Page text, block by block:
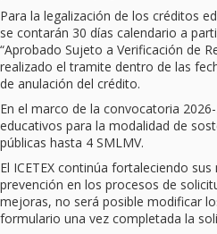
Para la legalización de los créditos
se contarán 30 días calendario a
“Aprobado Sujeto a Verificación de
realizado el tramite dentro de las
de anulación del crédito.
En el marco de la convocatoria
educativos para la modalidad de
públicas hasta 4 SMLMV.
El ICETEX continúa fortaleciendo
prevención en los procesos de
mejoras, no será posible modificar
formulario una vez completada la